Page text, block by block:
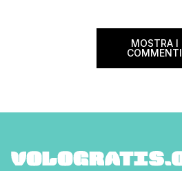
MOSTRA I
COMMENTI